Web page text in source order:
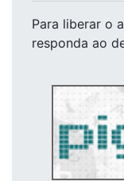
Para liberar o
responda ao